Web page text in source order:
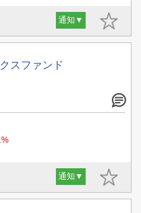
通知 ▼
スファンド
通知 ▼